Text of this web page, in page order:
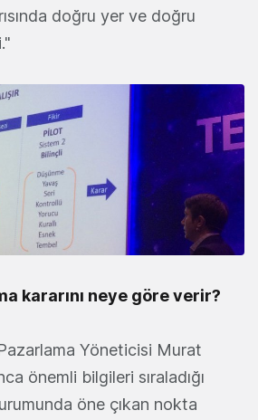
doğru yer ve doğru
kararını neye göre verir?
Yöneticisi Murat
önemli bilgileri sıraladığı
öne çıkan nokta